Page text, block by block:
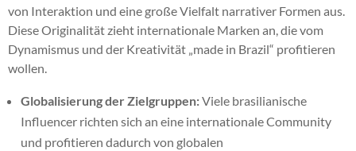
von Interaktion und eine große Vielfalt narrativer Formen aus.
Diese Originalität zieht internationale Marken an, die vom
Dynamismus und der Kreativität „made in Brazil“ profitieren
wollen.
Globalisierung der Zielgruppen:Viele brasilianische
Influencer richten sich an eine internationale Community
und profitieren dadurch von globalen